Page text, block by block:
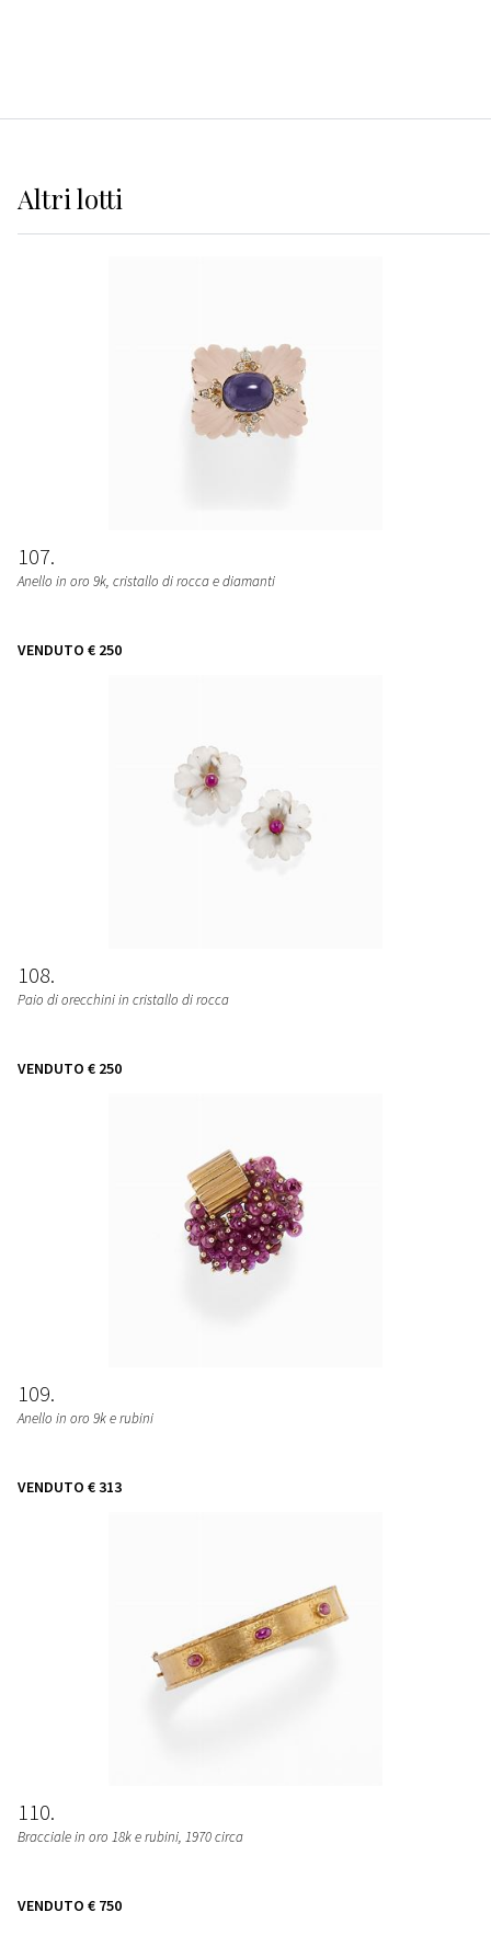
Altrilotti
107
Anello in oro 9k, cristallo di rocca e diamanti
VENDUTO € 250
108
Paio di orecchini in cristallo di rocca
VENDUTO € 250
109
Anello in oro 9k e rubini
VENDUTO € 313
110
Bracciale in oro 18k e rubini, 1970 circa
VENDUTO € 750